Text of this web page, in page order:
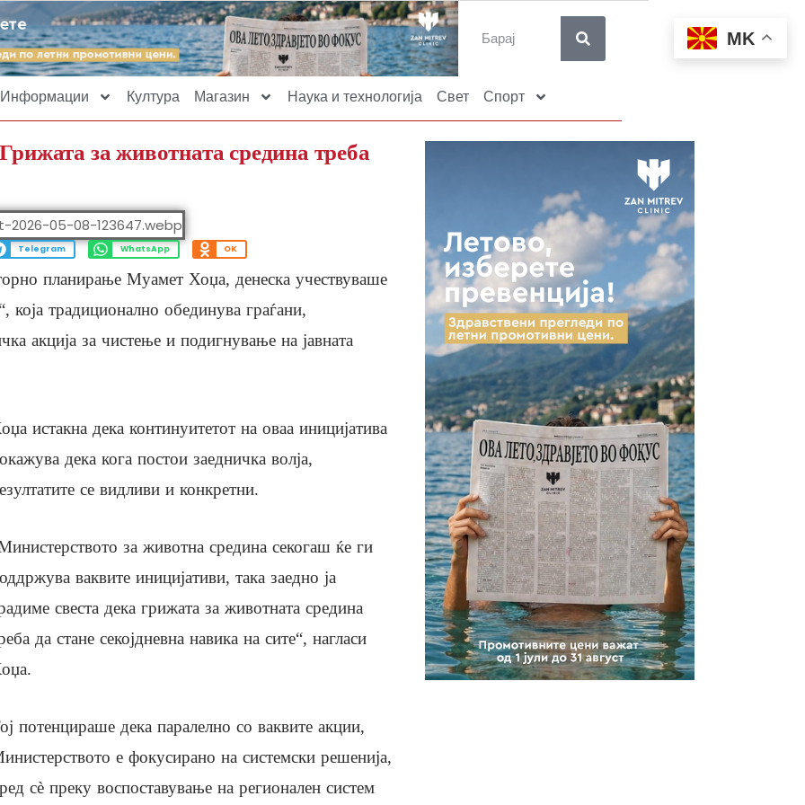
Информации Култура Магазин Наука и технологија Свет Спорт
за животната средина треба
Telegram WhatsApp OK
планирање Муамет Хоџа, денеска учествуваше
која традиционално обединува граѓани,
акција за чистење и подигнување на јавната
истакна дека континуитетот на оваа иницијатива
дека кога постои заедничка волја,
се видливи и конкретни.
за животна средина секогаш ќе ги
ваквите иницијативи, така заедно ја
свеста дека грижата за животната средина
да стане секојдневна навика на сите“, нагласи
потенцираше дека паралелно со ваквите акции,
е фокусирано на системски решенија,
сè преку воспоставување на регионален систем
MK